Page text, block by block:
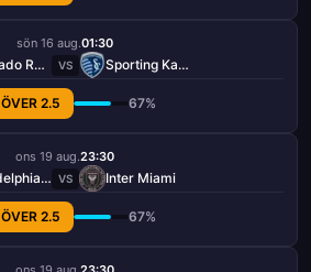
sön 16 aug.01:30
Colorado Rapids VS Sporting Kansas City
ÖVER 2.5 67%
ons 19 aug.23:30
Philadelphia Union VS Inter Miami
ÖVER 2.5 67%